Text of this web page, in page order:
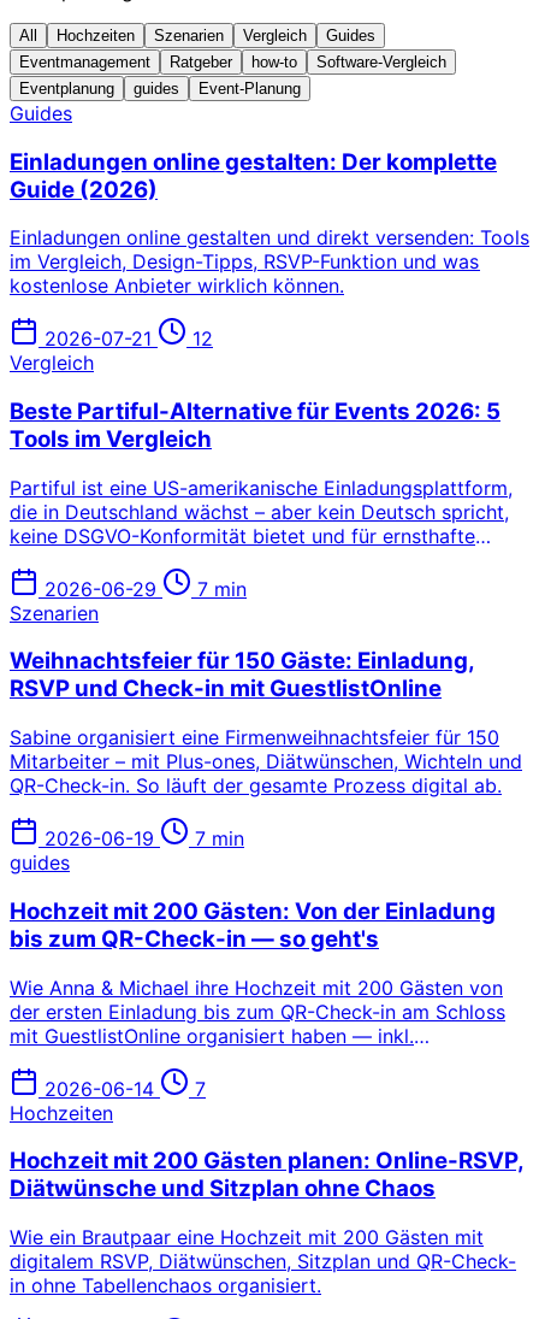
All Hochzeiten Szenarien Vergleich
Guides
Eventmanagement
Ratgeber how-to
Software-Vergleich
Eventplanung
guides Event-Planung
Guides
Einladungen online gestalten: Der komplette
Guide (2026)
Einladungen online gestalten und direkt versenden: Tools
im Vergleich, Design-Tipps, RSVP-Funktion und was
kostenlose Anbieter wirklich können.
2026-07-21
12
Vergleich
Beste Partiful-Alternative für Events 2026: 5
Tools im Vergleich
Partiful ist eine US-amerikanische Einladungsplattform,
die in Deutschland wächst – aber kein Deutsch spricht,
keine DSGVO-Konformität bietet und für ernsthafte
Lücke.2026-06-29
7 min
Szenarien
Weihnachtsfeier für 150 Gäste: Einladung,
RSVP und Check-in mit GuestlistOnline
Sabine organisiert eine Firmenweihnachtsfeier für 150
Mitarbeiter – mit Plus-ones, Diätwünschen, Wichteln und
QR-Check-in. So läuft der gesamte Prozess digital ab.
2026-06-19
7 min
guides
Hochzeit mit 200 Gästen: Von der Einladung
bis zum QR-Check-in — so geht's
Wie Anna & Michael ihre Hochzeit mit 200 Gästen von
der ersten Einladung bis zum QR-Check-in am Schloss
mit GuestlistOnline organisiert haben — inkl.
Abschlussmetriken.
2026-06-14
7
Hochzeiten
Hochzeit mit 200 Gästen planen: Online-RSVP,
Diätwünsche und Sitzplan ohne Chaos
Wie ein Brautpaar eine Hochzeit mit 200 Gästen mit
digitalem RSVP, Diätwünschen, Sitzplan und QR-Check-
in ohne Tabellenchaos organisiert.